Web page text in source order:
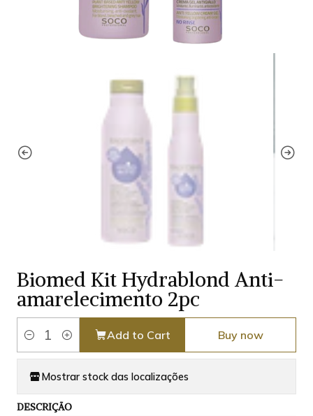
Biomed Kit Hydrablond Anti-
amarelecimento 2pc
Quantity
Add to Cart Buy now
Mostrar stock das localizações
DESCRIÇÃO